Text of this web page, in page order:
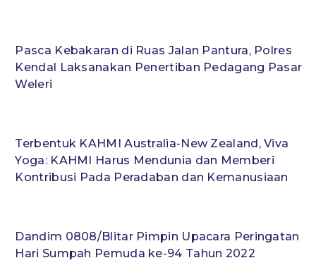
Pasca Kebakaran di Ruas Jalan Pantura, Polres
Kendal Laksanakan Penertiban Pedagang Pasar
Weleri
Terbentuk KAHMI Australia-New Zealand, Viva
Yoga: KAHMI Harus Mendunia dan Memberi
Kontribusi Pada Peradaban dan Kemanusiaan
Dandim 0808/Blitar Pimpin Upacara Peringatan
Hari Sumpah Pemuda ke-94 Tahun 2022